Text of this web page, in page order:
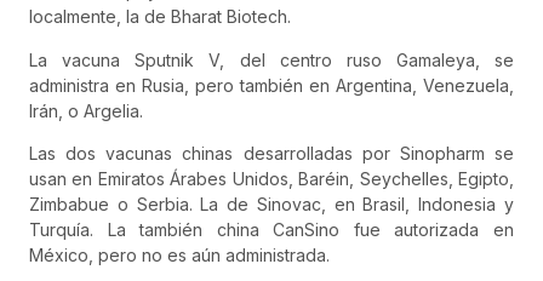
localmente, la de Bharat Biotech.
La vacuna Sputnik V, del centro ruso Gamaleya, se
administra en Rusia, pero también en Argentina, Venezuela,
Irán, o Argelia.
Las dos vacunas chinas desarrolladas por Sinopharm se
usan en Emiratos Árabes Unidos, Baréin, Seychelles, Egipto,
Zimbabue o Serbia. La de Sinovac, en Brasil, Indonesia y
Turquía. La también china CanSino fue autorizada en
México, pero no es aún administrada.